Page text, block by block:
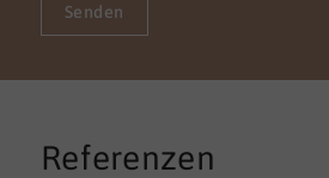
Senden
Referenzen